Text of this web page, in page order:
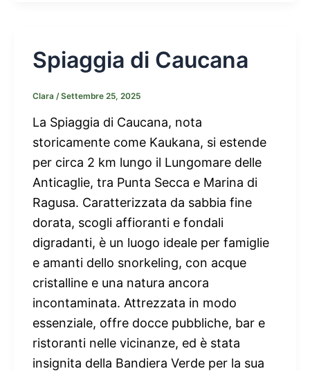
Spiaggia di Caucana
Clara /Settembre 25, 2025
La Spiaggia di Caucana, nota
storicamente come Kaukana, si estende
per circa 2 km lungo il Lungomare delle
Anticaglie, tra Punta Secca e Marina di
Ragusa. Caratterizzata da sabbia fine
dorata, scogli affioranti e fondali
digradanti, è un luogo ideale per famiglie
e amanti dello snorkeling, con acque
cristalline e una natura ancora
incontaminata. Attrezzata in modo
essenziale, offre docce pubbliche, bar e
ristoranti nelle vicinanze, ed è stata
insignita della Bandiera Verde per la sua